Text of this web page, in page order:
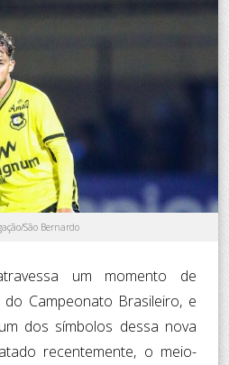
São Bernardo
um momento de
Campeonato Brasileiro, e
dos símbolos dessa nova
recentemente, o meio-